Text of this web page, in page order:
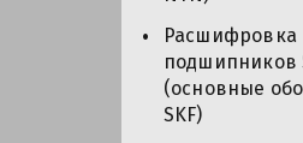
Расшифровка
подшипников
(основные
SKF)